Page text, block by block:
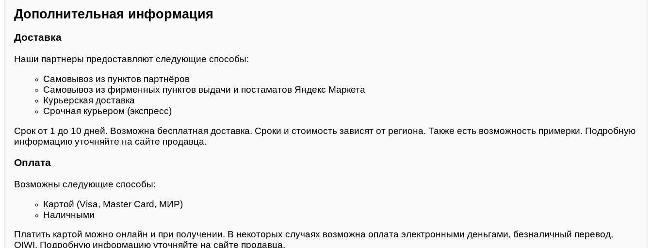
Дополнительная информация
Доставка
Наши партнеры предоставляют следующие способы:
Самовывоз из пунктов партнёров
Самовывоз из фирменных пунктов выдачи и постаматов Яндекс Маркета
Курьерская доставка
Срочная курьером (экспресс)
Срок от 1 до 10 дней. Возможна бесплатная доставка. Сроки и стоимость зависят от региона. Также есть возможность примерки. Подробную
информацию уточняйте на сайте продавца.
Оплата
Возможны следующие способы:
Картой (Visa, Master Card, МИР)
Наличными
Платить картой можно онлайн и при получении. В некоторых случаях возможна оплата электронными деньгами, безналичный перевод,
QIWI. Подробную информацию уточняйте на сайте продавца.